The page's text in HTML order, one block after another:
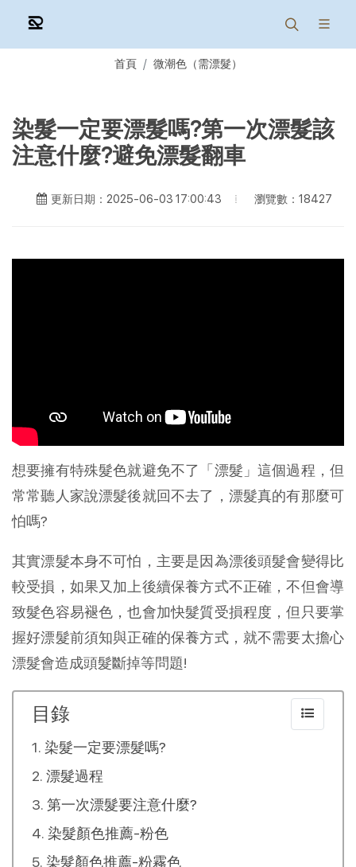
首頁 微潮色（需漂髮）
染髮一定要漂髮嗎?第一次漂髮該
注意什麼?避免漂髮翻車
更新日期：2025-06-03 17:00:43 瀏覽數：18427
想要擁有特殊髮色就避免不了「漂髮」這個過程，但
常常聽人家說漂髮後就回不去了，漂髮真的有那麼可
怕嗎?
其實漂髮本身不可怕，主要是因為漂後頭髮會變得比
較受損，如果又加上後續保養方式不正確，不但會導
致髮色容易褪色，也會加快髮質受損程度，但只要掌
握好漂髮前須知與正確的保養方式，就不需要太擔心
漂髮會造成頭髮斷掉等問題!
目錄
染髮一定要漂髮嗎?
漂髮過程
第一次漂髮要注意什麼?
染髮顏色推薦-粉色
染髮顏色推薦-粉霧色